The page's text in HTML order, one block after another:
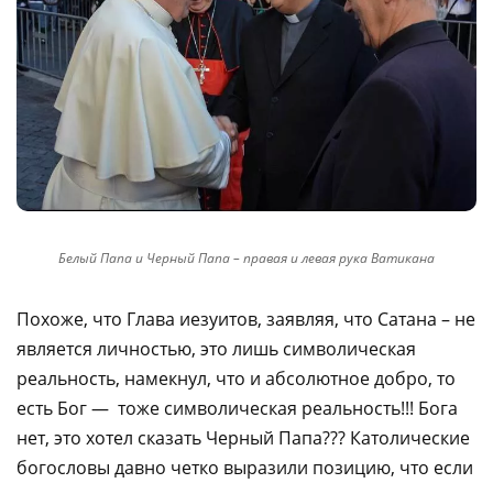
Белый Папа и Черный Папа – правая и левая рука Ватикана
Похоже, что Глава иезуитов, заявляя, что Сатана – не
является личностью, это лишь символическая
реальность, намекнул, что и абсолютное добро, то
есть Бог — тоже символическая реальность!!! Бога
нет, это хотел сказать Черный Папа??? Католические
богословы давно четко выразили позицию, что если